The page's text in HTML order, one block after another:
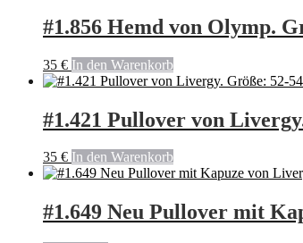
#1.856 Hemd von Olymp.
35 € In den Warenkorb
#1.421 Pullover von
35 € In den Warenkorb
#1.649 Neu Pullover mit